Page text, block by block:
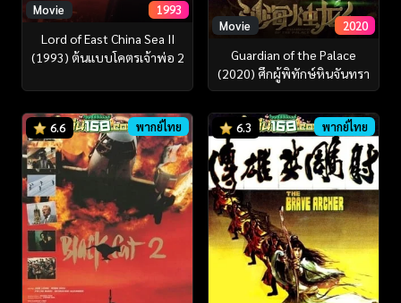
Movie 1993
Lord of East China Sea II
(1993) ต้นแบบโคตรเจ้าพ่อ 2
Movie 2020
Guardian of the Palace
(2020) ศึกผู้พิทักษ์หินจันทรา
6.6 พากย์ไทย 6.3 พากย์ไทย